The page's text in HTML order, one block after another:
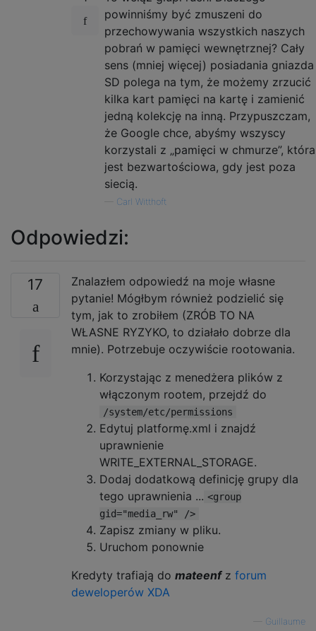
powinniśmy być zmuszeni do
przechowywania wszystkich naszych
pobrań w pamięci wewnętrznej? Cały
sens (mniej więcej) posiadania gniazda
SD polega na tym, że możemy zrzucić
kilka kart pamięci na kartę i zamienić
jedną kolekcję na inną. Przypuszczam,
że Google chce, abyśmy wszyscy
korzystali z „pamięci w chmurze”, która
jest bezwartościowa, gdy jest poza
siecią.
Carl Witthoft
Odpowiedzi:
17
Znalazłem odpowiedź na moje własne
pytanie! Mógłbym również podzielić się
tym, jak to zrobiłem (ZRÓB TO NA
WŁASNE RYZYKO, to działało dobrze dla
mnie). Potrzebuje oczywiście rootowania.
Korzystając z menedżera plików z
włączonym rootem, przejdź do
/system/etc/permissions
Edytuj platformę.xml i znajdź
uprawnienie
WRITE_EXTERNAL_STORAGE.
Dodaj dodatkową definicję grupy dla
tego uprawnienia ... <group
gid="media_rw" />
Zapisz zmiany w pliku.
Uruchom ponownie
Kredyty trafiają do mateenfz forum
deweloperów XDA
Guillaume